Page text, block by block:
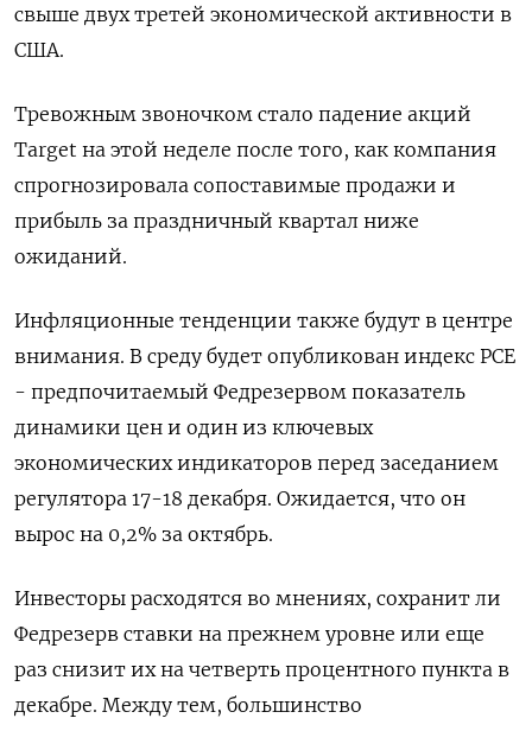
свыше двух третей экономической активности в
США.
Тревожным звоночком стало падение акций
Target на этой неделе после того, как компания
спрогнозировала сопоставимые продажи и
прибыль за праздничный квартал ниже
ожиданий.
Инфляционные тенденции также будут в центре
внимания. В среду будет опубликован индекс PCE
- предпочитаемый Федрезервом показатель
динамики цен и один из ключевых
экономических индикаторов перед заседанием
регулятора 17-18 декабря. Ожидается, что он
вырос на 0,2% за октябрь.
Инвесторы расходятся во мнениях, сохранит ли
Федрезерв ставки на прежнем уровне или еще
раз снизит их на четверть процентного пункта в
декабре. Между тем, большинство